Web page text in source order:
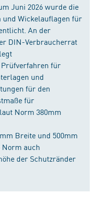
Juni 2026 wurde die
und Wickelauflagen für
An der
DIN-Verbraucherrat
für
und
für den
für
Norm 380mm
Breite und 500mm
auch
der Schutzränder